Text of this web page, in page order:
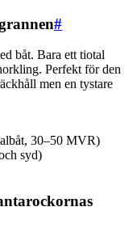
#
båt. Bara ett tiotal
Perfekt för den
men en tystare
30–50 MVR)
syd)